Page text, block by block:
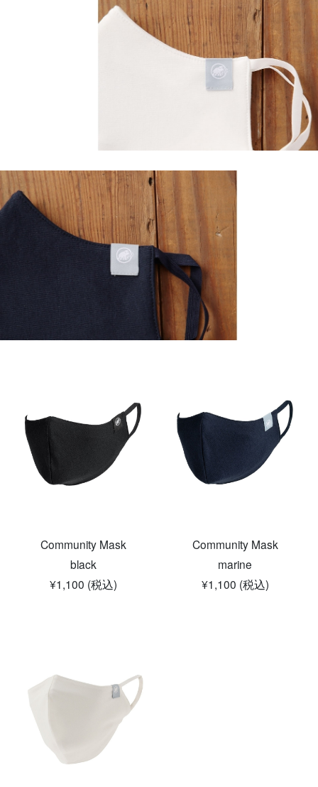
Community Mask
black
¥1,100 (税込)
Community Mask
marine
¥1,100 (税込)